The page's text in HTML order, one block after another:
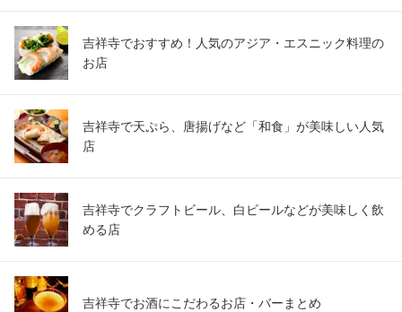
吉祥寺でおすすめ！人気のアジア・エスニック料理の
お店
吉祥寺で天ぷら、唐揚げなど「和食」が美味しい人気
店
吉祥寺でクラフトビール、白ビールなどが美味しく飲
める店
吉祥寺でお酒にこだわるお店・バーまとめ